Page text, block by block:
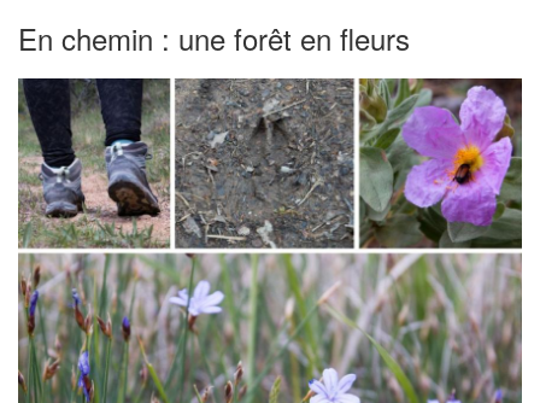
En chemin : une forêt en fleurs